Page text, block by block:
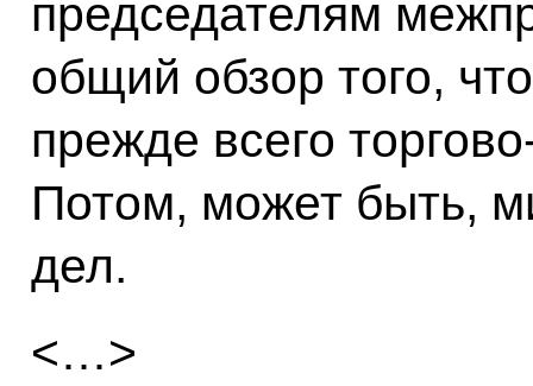
председателям
общий обзор того,
прежде всего
Потом, может быть,
дел.
<…>